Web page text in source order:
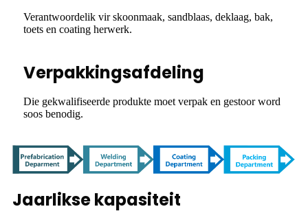
Verantwoordelik vir skoonmaak, sandblaas, deklaag, bak,
toets en coating herwerk.
Verpakkingsafdeling
Die gekwalifiseerde produkte moet verpak en gestoor word
soos benodig.
Jaarlikse kapasiteit